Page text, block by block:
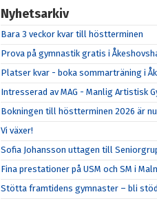
Nyhetsarkiv
Bara 3 veckor kvar till höstterminen
Prova på gymnastik gratis i
Platser kvar - boka sommarträning i
Intresserad av MAG - Manlig Artistisk
Bokningen till höstterminen 2026 är
Vi växer!
Sofia Johansson uttagen till
Fina prestationer på USM och SM i
Stötta framtidens gymnaster – bli